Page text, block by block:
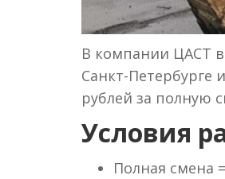
В компании ЦАСТ
Санкт-Петербурге
рублей за полную
Условия
Полная смена